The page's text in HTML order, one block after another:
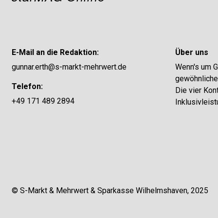
E-Mail an die Redaktion:
gunnar.erth@s-markt-mehrwert.de
Telefon:
+49 171 489 2894
Über uns
Wenn's um
Die vier
© S-Markt & Mehrwert & Sparkasse Wilhelmshaven, 2025